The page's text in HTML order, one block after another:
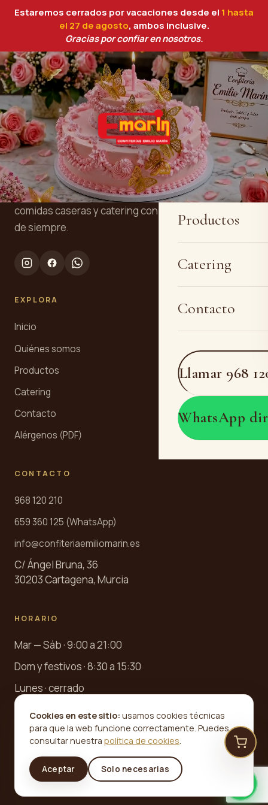
Estaremos cerrados por vacaciones desde el 1 hasta
el 27 de agosto, ambos inclusive.
Gracias por confiar en nosotros.
Inicio
Quiénes somos
Productos
Catering
Contacto
Llamar 968
WhatsApp
Confitería y panadería artesanal en
Cartagena. Tres generaciones
elaborando tartas personalizadas, pan,
comidas caseras y catering con la receta
de siempre.
EXPLORA
Inicio
Quiénes somos
Productos
Catering
Contacto
Alérgenos (PDF)
CONTACTO
968 120 210
659 360 125 (WhatsApp)
info@confiteriaemiliomarin.es
C/ Ángel Bruna, 36
30203 Cartagena, Murcia
HORARIO
Mar — Sáb · 9:00 a 21:00
Dom y festivos · 8:30 a 15:30
Lunes · cerrado
2026
Confitería Emilio Marín · Desde 1945. Todos los
derechos reservados.
Aviso legal
Cookies en este sitio: usamos cookies técnicas
para que la web funcione correctamente. Puedes
consultar nuestra política de cookies.
Aceptar Solo necesarias